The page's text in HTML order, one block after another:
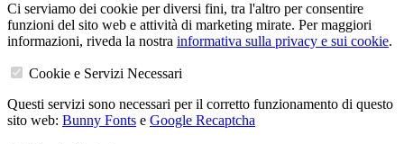
Ci serviamo dei cookie per diversi fini, tra l'altro per consentire
funzioni del sito web e attività di marketing mirate. Per maggiori
informazioni, riveda la nostra informativa sulla privacy e sui cookie.
Cookie e Servizi Necessari
Questi servizi sono necessari per il corretto funzionamento di questo
sito web: Bunny Fonts e Google Recaptcha